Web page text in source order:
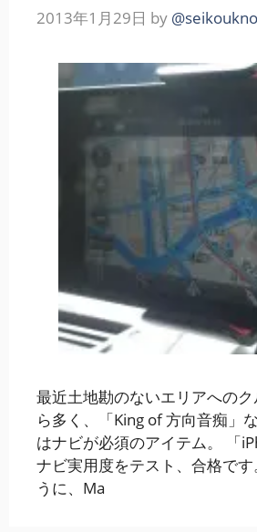
2013年1月29日 by
最近土地勘のないエリアへの
ら多く、「King of 方向音痴」
はナビが必須のアイテム。 「
ナビ実用度をテスト、合格です
うに、Ma